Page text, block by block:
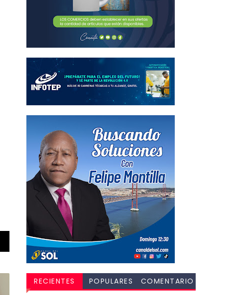
RECIENTES POPULARES
COMENTARIO